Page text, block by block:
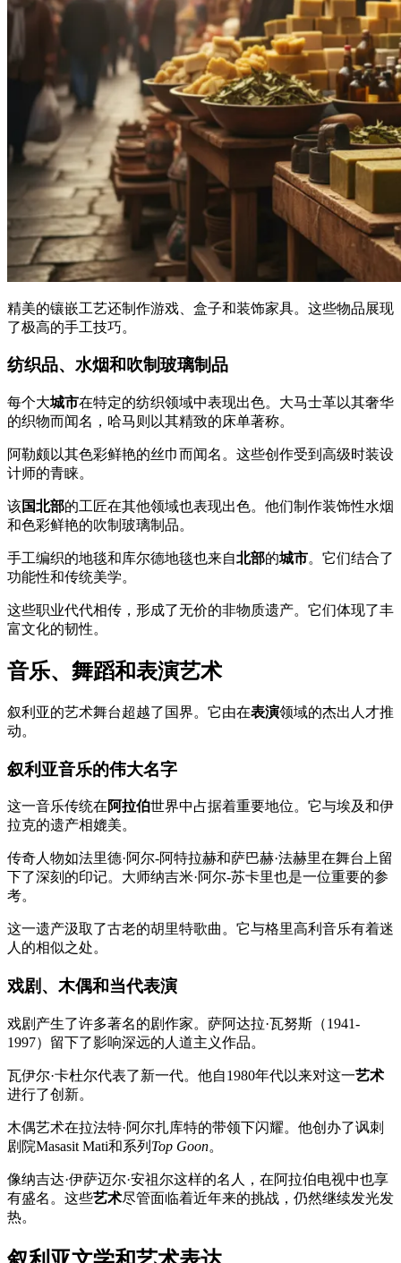
精美的镶嵌工艺还制作游戏、盒子和装饰家具。这些物品展现
了极高的手工技巧。
纺织品、水烟和吹制玻璃制品
每个大城市在特定的纺织领域中表现出色。大马士革以其奢华
的织物而闻名，哈马则以其精致的床单著称。
阿勒颇以其色彩鲜艳的丝巾而闻名。这些创作受到高级时装设
计师的青睐。
该国北部的工匠在其他领域也表现出色。他们制作装饰性水烟
和色彩鲜艳的吹制玻璃制品。
手工编织的地毯和库尔德地毯也来自北部的城市。它们结合了
功能性和传统美学。
这些职业代代相传，形成了无价的非物质遗产。它们体现了丰
富文化的韧性。
音乐、舞蹈和表演艺术
叙利亚的艺术舞台超越了国界。它由在表演领域的杰出人才推
动。
叙利亚音乐的伟大名字
这一音乐传统在阿拉伯世界中占据着重要地位。它与埃及和伊
拉克的遗产相媲美。
传奇人物如法里德·阿尔-阿特拉赫和萨巴赫·法赫里在舞台上留
下了深刻的印记。大师纳吉米·阿尔-苏卡里也是一位重要的参
考。
这一遗产汲取了古老的胡里特歌曲。它与格里高利音乐有着迷
人的相似之处。
戏剧、木偶和当代表演
戏剧产生了许多著名的剧作家。萨阿达拉·瓦努斯（1941-
1997）留下了影响深远的人道主义作品。
瓦伊尔·卡杜尔代表了新一代。他自1980年代以来对这一艺术
进行了创新。
木偶艺术在拉法特·阿尔扎库特的带领下闪耀。他创办了讽刺
剧院Masasit Mati和系列 Top Goon。
像纳吉达·伊萨迈尔·安祖尔这样的名人，在阿拉伯电视中也享
有盛名。这些艺术尽管面临着近年来的挑战，仍然继续发光发
热。